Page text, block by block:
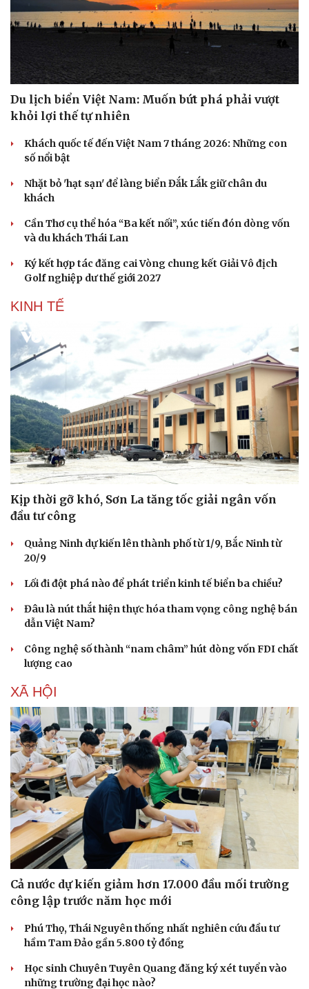
Dinh dưỡng - món ngon
Cây thuốc
Nhi khoa
Nam khoa
Làm đẹp - giảm cân
Phòng mạch online
Ăn sạch sống khỏe
Nhà đẹp
Du lịch biển Việt Nam: Muốn bứt phá phải vượt
khỏi lợi thế tự nhiên
Khách quốc tế đến Việt Nam 7 tháng 2026: Những con
số nổi bật
Nhặt bỏ 'hạt sạn' để làng biển Đắk Lắk giữ chân du
khách
Cần Thơ cụ thể hóa “Ba kết nối”, xúc tiến đón dòng vốn
và du khách Thái Lan
Ký kết hợp tác đăng cai Vòng chung kết Giải Vô địch
Golf nghiệp dư thế giới 2027
KINH TẾ
Kịp thời gỡ khó, Sơn La tăng tốc giải ngân vốn
đầu tư công
Quảng Ninh dự kiến lên thành phố từ 1/9, Bắc Ninh từ
20/9
Lối đi đột phá nào để phát triển kinh tế biển ba chiều?
Đâu là nút thắt hiện thực hóa tham vọng công nghệ bán
dẫn Việt Nam?
Công nghệ số thành “nam châm” hút dòng vốn FDI chất
lượng cao
XÃ HỘI
Cả nước dự kiến giảm hơn 17.000 đầu mối trường
công lập trước năm học mới
Phú Thọ, Thái Nguyên thống nhất nghiên cứu đầu tư
hầm Tam Đảo gần 5.800 tỷ đồng
Học sinh Chuyên Tuyên Quang đăng ký xét tuyển vào
những trường đại học nào?